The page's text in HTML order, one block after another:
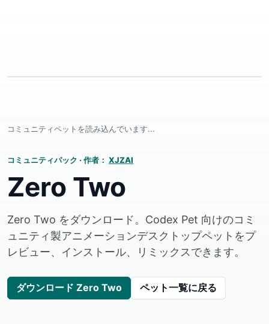
コミュニティペットを読み込んでいます...
コミュニティパック · 作者： XJZAI
Zero Two
Zero Two をダウンロード。Codex Pet 向けのコミ
ュニティ製アニメーションデスクトップペットをプ
レビュー、インストール、リミックスできます。
ダウンロード Zero Two ペット一覧に戻る